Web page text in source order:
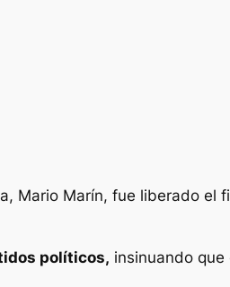
Mario Marín, fue liberado el
políticos, insinuando